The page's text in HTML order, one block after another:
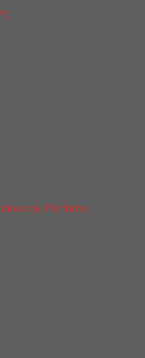
de Parfums